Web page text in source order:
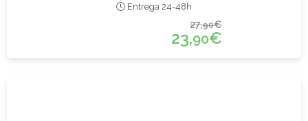
Entrega 24-48h
27,90€
23,90€